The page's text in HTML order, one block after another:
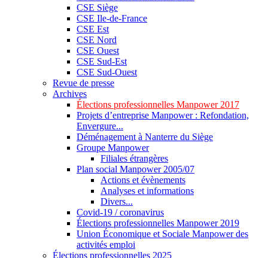
CSE Siège
CSE Ile-de-France
CSE Est
CSE Nord
CSE Ouest
CSE Sud-Est
CSE Sud-Ouest
Revue de presse
Archives
Élections professionnelles Manpower 2017
Projets d’entreprise Manpower : Refondation,
Envergure...
Déménagement à Nanterre du Siège
Groupe Manpower
Filiales étrangères
Plan social Manpower 2005/07
Actions et évènements
Analyses et informations
Divers...
Covid-19 / coronavirus
Élections professionnelles Manpower 2019
Union Économique et Sociale Manpower des
activités emploi
Élections professionnelles 2025